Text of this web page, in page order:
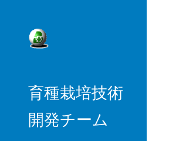
育種栽培技術
開発チーム